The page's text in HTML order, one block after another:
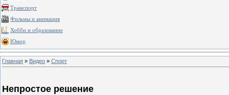
Транспорт
Фильмы и анимация
Хобби и образование
Юмор
Главная » Видео » Спорт
Непростое решение